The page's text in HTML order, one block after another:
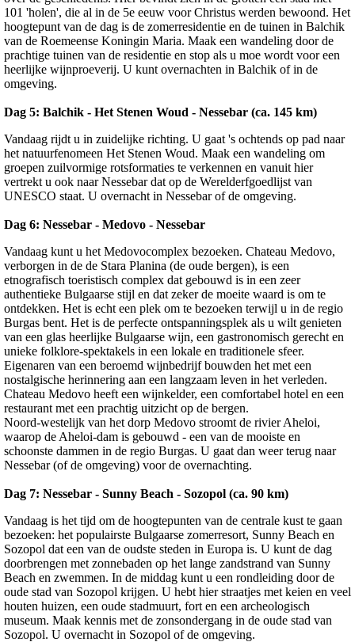
101 'holen', die al in de 5e eeuw voor Christus werden bewoond. Het
hoogtepunt van de dag is de zomerresidentie en de tuinen in Balchik
van de Roemeense Koningin Maria. Maak een wandeling door de
prachtige tuinen van de residentie en stop als u moe wordt voor een
heerlijke wijnproeverij. U kunt overnachten in Balchik of in de
omgeving.
Dag 5: Balchik - Het Stenen Woud - Nessebar (ca. 145 km)
Vandaag rijdt u in zuidelijke richting. U gaat 's ochtends op pad naar
het natuurfenomeen Het Stenen Woud. Maak een wandeling om
groepen zuilvormige rotsformaties te verkennen en vanuit hier
vertrekt u ook naar Nessebar dat op de Werelderfgoedlijst van
UNESCO staat. U overnacht in Nessebar of de omgeving.
Dag 6: Nessebar - Medovo - Nessebar
Vandaag kunt u het Medovocomplex bezoeken. Chateau Medovo,
verborgen in de de Stara Planina (de oude bergen), is een
etnografisch toeristisch complex dat gebouwd is in een zeer
authentieke Bulgaarse stijl en dat zeker de moeite waard is om te
ontdekken. Het is echt een plek om te bezoeken terwijl u in de regio
Burgas bent. Het is de perfecte ontspanningsplek als u wilt genieten
van een glas heerlijke Bulgaarse wijn, een gastronomisch gerecht en
unieke folklore-spektakels in een lokale en traditionele sfeer.
Eigenaren van een beroemd wijnbedrijf bouwden het met een
nostalgische herinnering aan een langzaam leven in het verleden.
Chateau Medovo heeft een wijnkelder, een comfortabel hotel en een
restaurant met een prachtig uitzicht op de bergen.
Noord-westelijk van het dorp Medovo stroomt de rivier Aheloi,
waarop de Aheloi-dam is gebouwd - een van de mooiste en
schoonste dammen in de regio Burgas. U gaat dan weer terug naar
Nessebar (of de omgeving) voor de overnachting.
Dag 7: Nessebar - Sunny Beach - Sozopol (ca. 90 km)
Vandaag is het tijd om de hoogtepunten van de centrale kust te gaan
bezoeken: het populairste Bulgaarse zomerresort, Sunny Beach en
Sozopol dat een van de oudste steden in Europa is. U kunt de dag
doorbrengen met zonnebaden op het lange zandstrand van Sunny
Beach en zwemmen. In de middag kunt u een rondleiding door de
oude stad van Sozopol krijgen. U hebt hier straatjes met keien en veel
houten huizen, een oude stadmuurt, fort en een archeologisch
museum. Maak kennis met de zonsondergang in de oude stad van
Sozopol. U overnacht in Sozopol of de omgeving.